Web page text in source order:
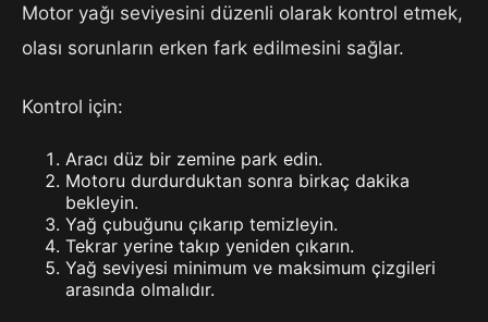
Motor yağı seviyesini düzenli olarak kontrol etmek,
olası sorunların erken fark edilmesini sağlar.
Kontrol için:
Aracı düz bir zemine park edin.
Motoru durdurduktan sonra birkaç dakika
bekleyin.
Yağ çubuğunu çıkarıp temizleyin.
Tekrar yerine takıp yeniden çıkarın.
Yağ seviyesi minimum ve maksimum çizgileri
arasında olmalıdır.